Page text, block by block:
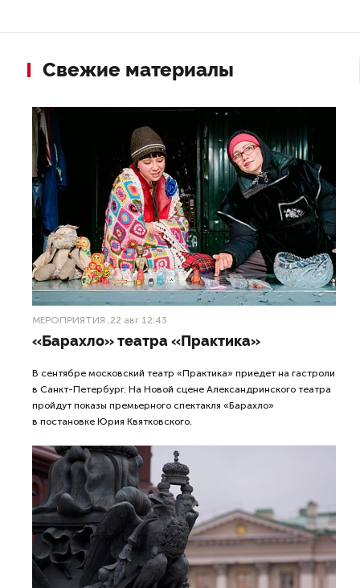
Свежие материалы
МЕРОПРИЯТИЯ ,22 авг 12:43
«Барахло» театра «Практика»
В сентябре московский театр «Практика» приедет на гастроли
в Санкт-Петербург. На Новой сцене Александринского театра
пройдут показы премьерного спектакля «Барахло»
в постановке Юрия Квятковского.